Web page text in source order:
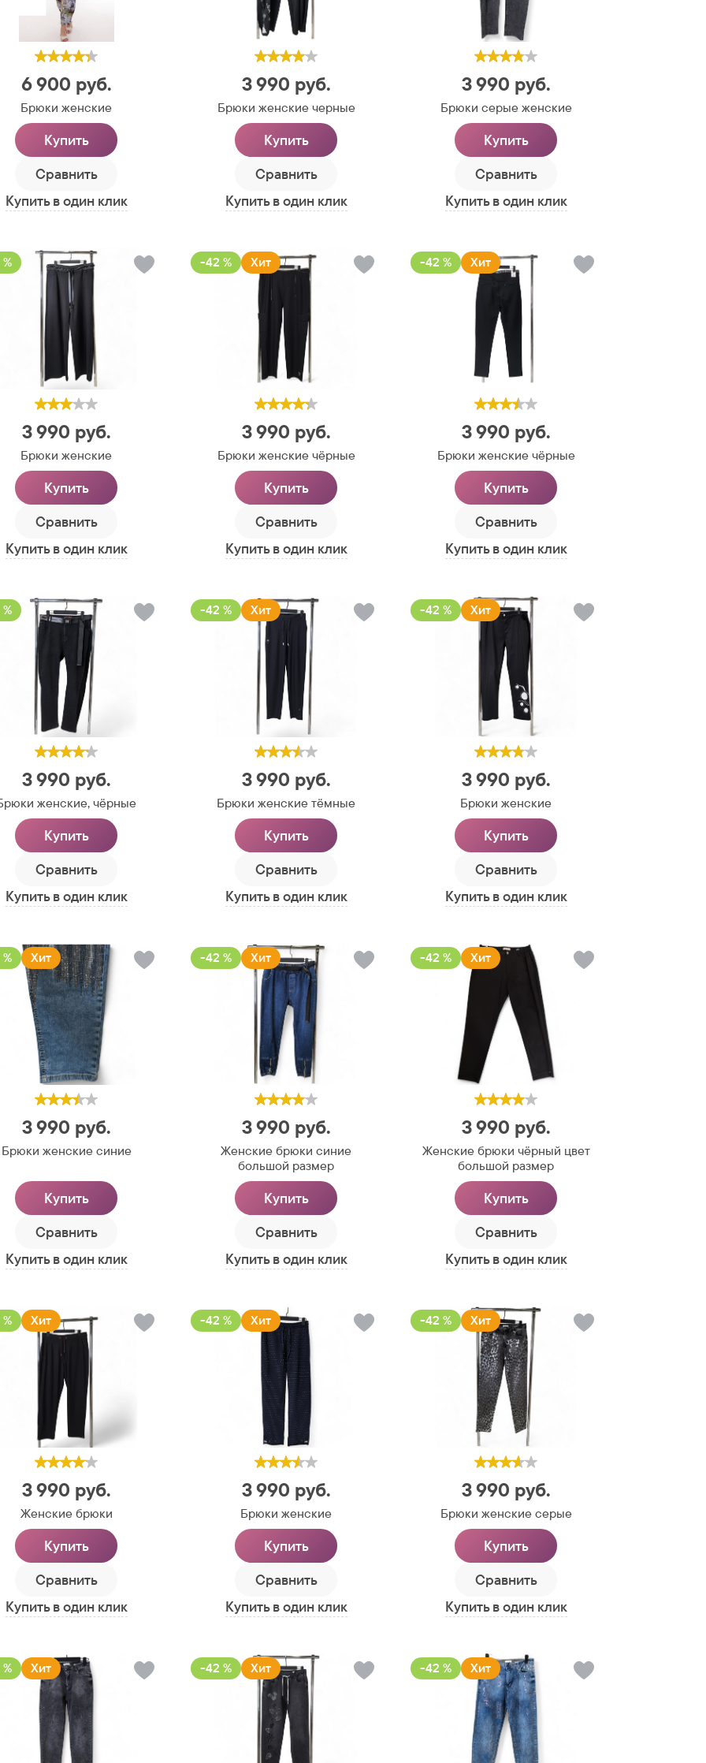
6 900 руб.
Брюки женские
Купить
Сравнить
Купить в один клик
3 990 руб.
Брюки женские черные
Купить
Сравнить
Купить в один клик
3 990 руб.
Брюки серые женские
Купить
Сравнить
Купить в один клик
3 990 руб.
Брюки женские
Купить
Сравнить
Купить в один клик
-42 % Хит
3 990 руб.
Брюки женские чёрные
Купить
Сравнить
Купить в один клик
-42 % Хит
3 990 руб.
Брюки женские чёрные
Купить
Сравнить
Купить в один клик
3 990 руб.
женские, чёрные
Купить
Сравнить
Купить в один клик
-42 % Хит
3 990 руб.
Брюки женские тёмные
Купить
Сравнить
Купить в один клик
-42 % Хит
3 990 руб.
Брюки женские
Купить
Сравнить
Купить в один клик
Хит
3 990 руб.
Брюки женские синие
Купить
Сравнить
Купить в один клик
-42 % Хит
3 990 руб.
Женские брюки синие
большой размер
Купить
Сравнить
Купить в один клик
-42 % Хит
3 990 руб.
Женские брюки чёрный цвет
большой размер
Купить
Сравнить
Купить в один клик
Хит
3 990 руб.
Женские брюки
Купить
Сравнить
Купить в один клик
-42 % Хит
3 990 руб.
Брюки женские
Купить
Сравнить
Купить в один клик
-42 % Хит
3 990 руб.
Брюки женские серые
Купить
Сравнить
Купить в один клик
Хит -42 % Хит -42 % Хит